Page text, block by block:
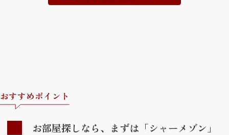
おすすめポイント
お部屋探しなら、まずは「シャーメゾン」